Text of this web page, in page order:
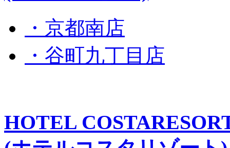
・京都南店
・谷町九丁目店
HOTEL